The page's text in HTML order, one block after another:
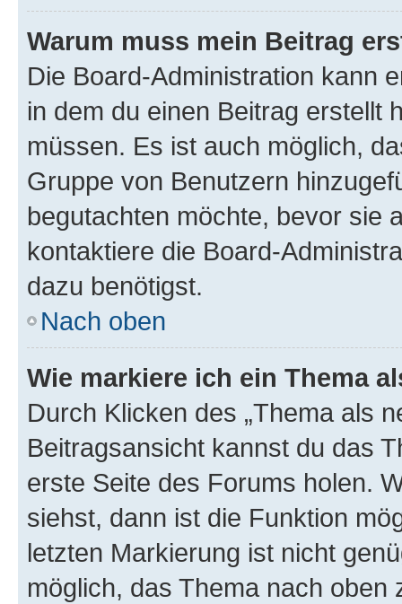
Warum muss mein Beitrag
Die Board-Administration kann
in dem du einen Beitrag erstellt
müssen. Es ist auch möglich,
Gruppe von Benutzern
begutachten möchte, bevor sie
kontaktiere die Board-
dazu benötigst.
Nach oben
Wie markiere ich ein Thema
Durch Klicken des „Thema als
Beitragsansicht kannst du das
erste Seite des Forums holen.
siehst, dann ist die Funktion
letzten Markierung ist nicht
möglich, das Thema nach oben